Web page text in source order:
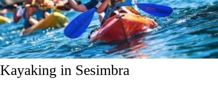
Kayaking in Sesimbra